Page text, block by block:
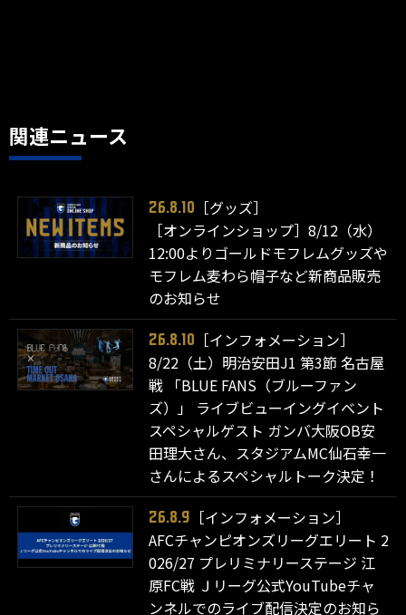
関連ニュース
26.8.10
［グッズ］
［オンラインショップ］8/12（水）
12:00よりゴールドモフレムグッズや
モフレム麦わら帽子など新商品販売
のお知らせ
26.8.10
［インフォメーション］
8/22（土）明治安田J1 第3節 名古屋
戦 「BLUE FANS（ブルーファン
ズ）」 ライブビューイングイベント
スペシャルゲスト ガンバ大阪OB安
田理大さん、スタジアムMC仙石幸一
さんによるスペシャルトーク決定！
26.8.9
［インフォメーション］
AFCチャンピオンズリーグエリート 2
026/27 プレリミナリーステージ 江
原FC戦 Ｊリーグ公式YouTubeチャ
ンネルでのライブ配信決定のお知ら